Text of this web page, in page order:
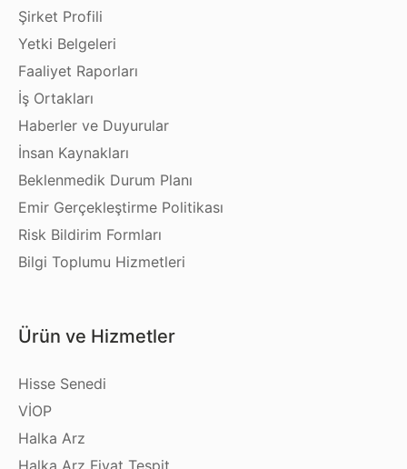
Şirket Profili
Yetki Belgeleri
Faaliyet Raporları
İş Ortakları
Haberler ve Duyurular
İnsan Kaynakları
Beklenmedik Durum Planı
Emir Gerçekleştirme Politikası
Risk Bildirim Formları
Bilgi Toplumu Hizmetleri
Ürün ve Hizmetler
Hisse Senedi
VİOP
Halka Arz